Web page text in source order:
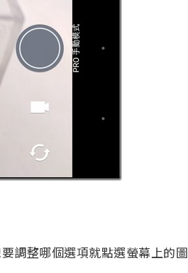
調整哪個選項就點選螢幕上的圖